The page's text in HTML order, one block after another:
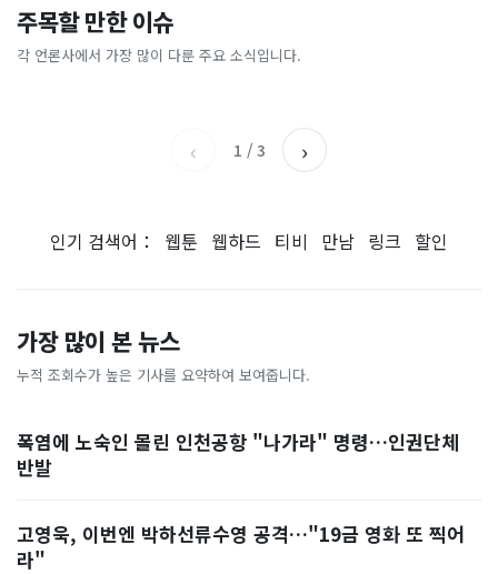
주목할 만한 이슈
각 언론사에서 가장 많이 다룬 주요 소식입니다.
"삼성전자, 지금 당장 사
라"…200조 '역대급 호재' 예
고에 들썩
한국경제
들 국민일보
돌핀에 마천루도 ‘흔들’…진
동 감쇄기까지 작동했다 [현장
고?”…알고 보니 ‘이 운동’이
‹ 1 / 3 ›
인기 검색어： 웹툰 웹하드 티비 만남 링크 할인
가장 많이 본 뉴스
누적 조회수가 높은 기사를 요약하여 보여줍니다.
폭염에 노숙인 몰린 인천공항 "나가라" 명령…인권단체
반발
고영욱, 이번엔 박하선류수영 공격…"19금 영화 또 찍어
라"